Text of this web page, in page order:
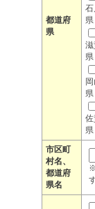
都道府
県
石
県
県
県
県
市区町
村名、
都道府
県名